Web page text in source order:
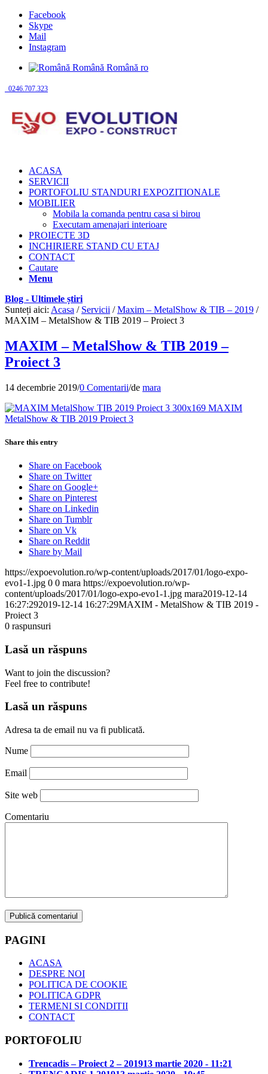
Facebook
Skype
Mail
Instagram
Română Română ro
0246.707.323
ACASA
SERVICII
PORTOFOLIU STANDURI EXPOZITIONALE
MOBILIER
Mobila la comanda pentru casa si birou
Executam amenajari interioare
PROIECTE 3D
INCHIRIERE STAND CU ETAJ
CONTACT
Cautare
Menu
Blog - Ultimele știri
Sunteți aici: Acasa / Servicii / Maxim – MetalShow & TIB – 2019 /
MAXIM – MetalShow & TIB 2019 – Proiect 3
MAXIM – MetalShow & TIB 2019 –
Proiect 3
14 decembrie 2019/0 Comentarii/de mara
Share this entry
Share on Facebook
Share on Twitter
Share on Google+
Share on Pinterest
Share on Linkedin
Share on Tumblr
Share on Vk
Share on Reddit
Share by Mail
https://expoevolution.ro/wp-content/uploads/2017/01/logo-expo-
evo1-1.jpg 0 0 mara https://expoevolution.ro/wp-
content/uploads/2017/01/logo-expo-evo1-1.jpg mara2019-12-14
16:27:292019-12-14 16:27:29MAXIM - MetalShow & TIB 2019 -
Proiect 3
0 raspunsuri
Lasă un răspuns
Want to join the discussion?
Feel free to contribute!
Lasă un răspuns
Adresa ta de email nu va fi publicată.
Nume
Email
Site web
Comentariu
PAGINI
ACASA
DESPRE NOI
POLITICA DE COOKIE
POLITICA GDPR
TERMENI SI CONDITII
CONTACT
PORTOFOLIU
Trencadis – Proiect 2 – 201913 martie 2020 - 11:21